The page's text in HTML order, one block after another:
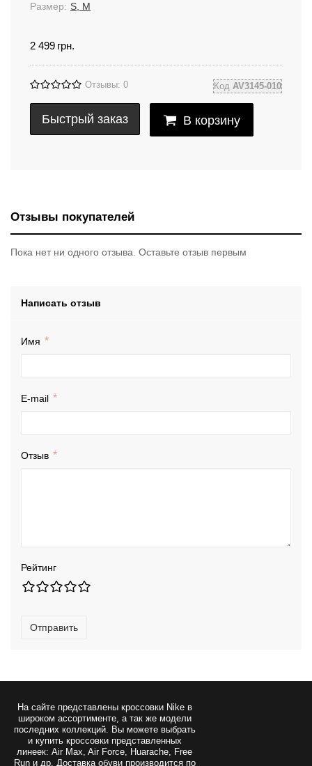
Размер: S, M
2 499 грн.
Отзывы: 0 Код AV3145-010
Быстрый заказ В корзину
Отзывы покупателей
Пока нет ни одного отзыва. Оставьте отзыв первым
Написать отзыв
Имя
E-mail
Отзыв
Рейтинг
Отправить
На сайте представлены кроссовки Nikeв
широком ассортименте, а так же модели
последних коллекций. Вы можете выбрать
и купить кроссовки представленных
линеек: Air Max, Air Force, Huarache, Free
Run и др. Доставка обуви производится по